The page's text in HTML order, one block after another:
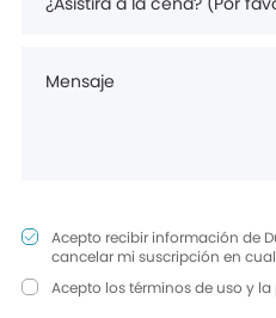
¿Asistirá a la cena? (Por
Mensaje
Acepto recibir información de
cancelar mi suscripción en
Acepto los términos de uso y la